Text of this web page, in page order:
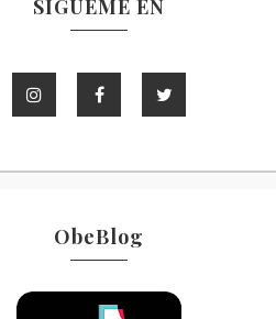
SÍGUEME EN
ObeBlog